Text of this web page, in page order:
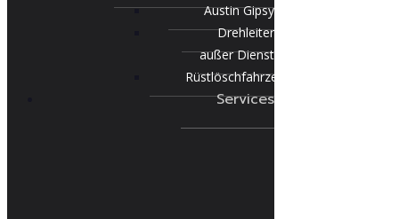
Austin Gipsy
Drehleiter
außer Dienst
Rüstlöschfahrzeug
Services